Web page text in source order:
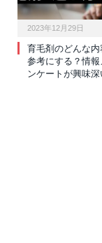
2023年12月29日
育毛剤のどんな
参考にする？情
ンケートが興味深